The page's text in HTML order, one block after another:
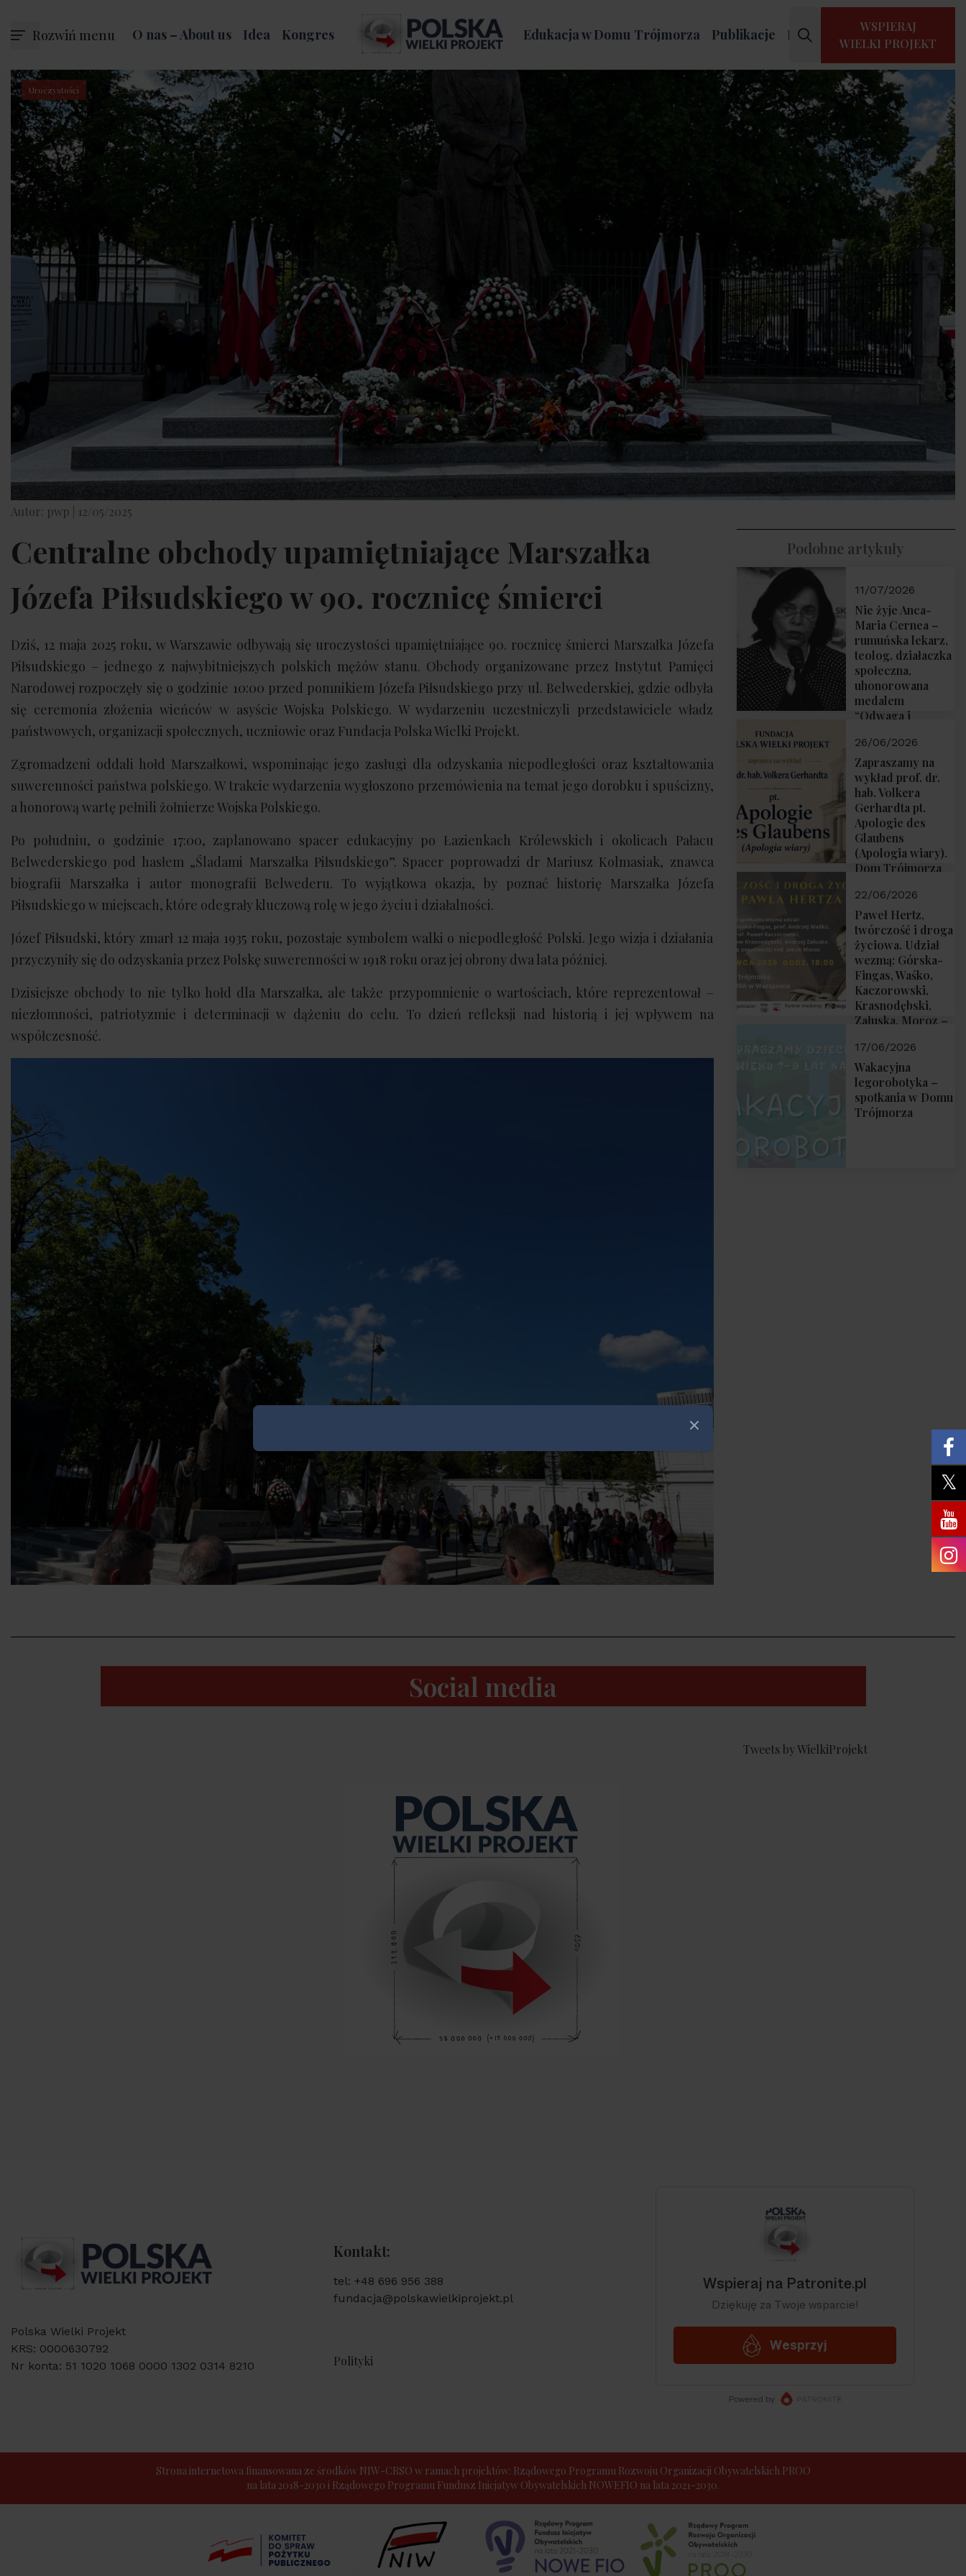
Rozwiń menu O nas – About us Idea Kongres Edukacja w Domu Trójmorza Publikacje Kontakt
WSPIERAJ
WIELKI PROJEKT
Uroczystości
Autor: pwp | 12/05/2025
Centralne obchody upamiętniające Marszałka
Józefa Piłsudskiego w 90. rocznicę śmierci
Dziś, 12 maja 2025 roku, w Warszawie odbywają się uroczystości upamiętniające 90. rocznicę śmierci Marszałka Józefa
Piłsudskiego – jednego z najwybitniejszych polskich mężów stanu. Obchody organizowane przez Instytut Pamięci
Narodowej rozpoczęły się o godzinie 10:00 przed pomnikiem Józefa Piłsudskiego przy ul. Belwederskiej, gdzie odbyła
się ceremonia złożenia wieńców w asyście Wojska Polskiego. W wydarzeniu uczestniczyli przedstawiciele władz
państwowych, organizacji społecznych, uczniowie oraz Fundacja Polska Wielki Projekt.
Zgromadzeni oddali hołd Marszałkowi, wspominając jego zasługi dla odzyskania niepodległości oraz kształtowania
suwerenności państwa polskiego. W trakcie wydarzenia wygłoszono przemówienia na temat jego dorobku i spuścizny,
a honorową wartę pełnili żołnierze Wojska Polskiego.
Po południu, o godzinie 17:00, zaplanowano spacer edukacyjny po Łazienkach Królewskich i okolicach Pałacu
Belwederskiego pod hasłem „Śladami Marszałka Piłsudskiego”. Spacer poprowadzi dr Mariusz Kolmasiak, znawca
biografii Marszałka i autor monografii Belwederu. To wyjątkowa okazja, by poznać historię Marszałka Józefa
Piłsudskiego w miejscach, które odegrały kluczową rolę w jego życiu i działalności.
Józef Piłsudski, który zmarł 12 maja 1935 roku, pozostaje symbolem walki o niepodległość Polski. Jego wizja i działania
przyczyniły się do odzyskania przez Polskę suwerenności w 1918 roku oraz jej obrony dwa lata później.
Dzisiejsze obchody to nie tylko hołd dla Marszałka, ale także przypomnienie o wartościach, które reprezentował –
niezłomności, patriotyzmie i determinacji w dążeniu do celu. To dzień refleksji nad historią i jej wpływem na
współczesność.
Podobne artykuły
11/07/2026
Nie żyje Anca-
Maria Cernea –
rumuńska lekarz,
teolog, działaczka
społeczna,
uhonorowana
medalem
“Odwaga i
przez Fundację
Polska Wielki
Projekt
26/06/2026
Zapraszamy na
wykład prof. dr.
hab. Volkera
Gerhardta pt.
Apologie des
Glaubens
(Apologia wiary).
Dom Trójmorza
godz. 18:00.
22/06/2026
Paweł Hertz,
twórczość i droga
życiowa. Udział
wezmą: Górska-
Fingas, Waśko,
Kaczorowski,
Krasnodębski,
Załuska, Moroz –
r. godz. 18:00 w
Domu Trójmorza.
Zapraszamy!
17/06/2026
Wakacyjna
legorobotyka –
spotkania w Domu
Trójmorza
Social media
Tweets by WielkiProjekt
Polska Wielki Projekt
KRS: 0000630792
Nr konta: 51 1020 1068 0000 1302 0314 8210
Kontakt:
tel: +48 696 956 388
fundacja@polskawielkiprojekt.pl
Polityki
Strona internetowa finansowana ze środków NIW-CRSO w ramach projektów: Rządowego Programu Rozwoju Organizacji Obywatelskich PROO
na lata 2018-2030 i Rządowego Programu Fundusz Inicjatyw Obywatelskich NOWEFIO na lata 2021-2030.
Zamknij